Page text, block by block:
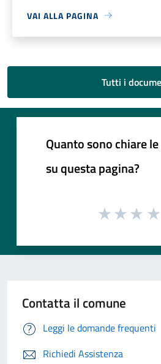
VAI ALLA PAGINA
Tutti i
Quanto sono chiare
su questa pagina?
Contatta il comune
Leggi le domande frequenti
Richiedi Assistenza